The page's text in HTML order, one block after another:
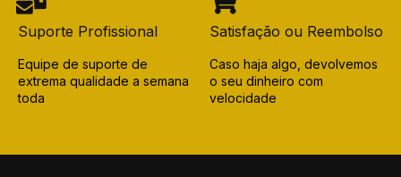
Suporte Profissional
Equipe de suporte de
extrema qualidade a semana
toda
Satisfação ou Reembolso
Caso haja algo, devolvemos
o seu dinheiro com
velocidade